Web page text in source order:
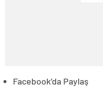
Facebook’da Paylaş